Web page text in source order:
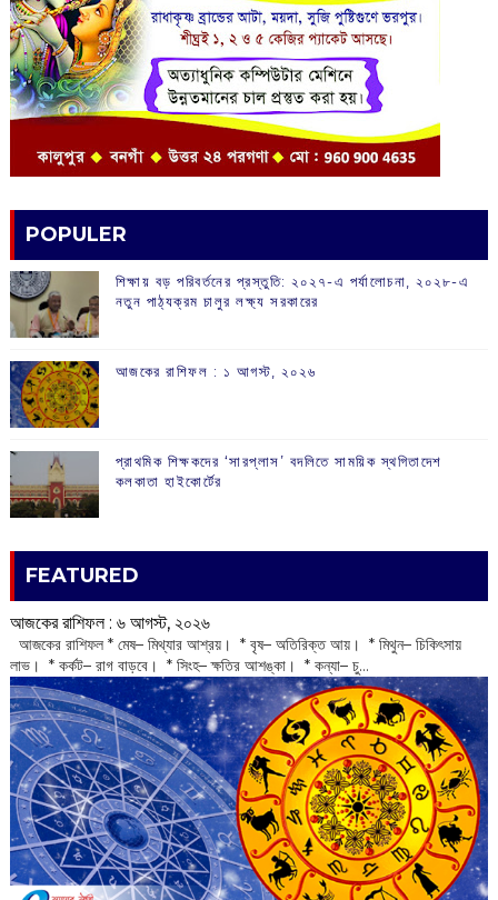
POPULER
শিক্ষায় বড় পরিবর্তনের প্রস্তুতি: ২০২৭-এ পর্যালোচনা, ২০২৮-এ
নতুন পাঠ্যক্রম চালুর লক্ষ্য সরকারের
আজকের রাশিফল :‌ ‌‌১ আগস্ট, ২০২৬
প্রাথমিক শিক্ষকদের ‘সারপ্লাস’ বদলিতে সাময়িক স্থগিতাদেশ
কলকাতা হাইকোর্টের
FEATURED
আজকের রাশিফল :‌ ‌‌৬ আগস্ট, ২০২৬
‌ আজকের রাশিফল * মেষ– মিথ্যার আশ্রয়। * বৃষ– অতিরিক্ত আয়। * মিথুন– চিকিৎসায়
লাভ। * কর্কট– রাগ বাড়বে। * সিংহ– ক্ষতির আশঙ্কা। * কন্যা– চু...